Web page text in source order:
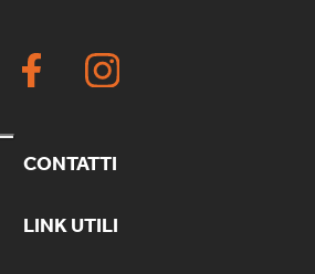
CONTATTI
LINK UTILI